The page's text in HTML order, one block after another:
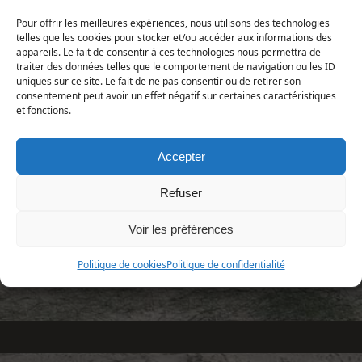
Pour offrir les meilleures expériences, nous utilisons des technologies
telles que les cookies pour stocker et/ou accéder aux informations des
appareils. Le fait de consentir à ces technologies nous permettra de
traiter des données telles que le comportement de navigation ou les ID
uniques sur ce site. Le fait de ne pas consentir ou de retirer son
consentement peut avoir un effet négatif sur certaines caractéristiques
et fonctions.
Accepter
Refuser
Voir les préférences
Politique de cookiesPolitique de confidentialité
Répartition et statut
Europe : toute l'Europe
France :
Manche : assez commun, tout le département
Syrphus ribesiii Volucella bombylans